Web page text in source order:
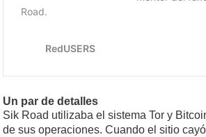
Un par de detalles
Sik Road utilizaba el sistema Tor y
de sus operaciones. Cuando el sitio